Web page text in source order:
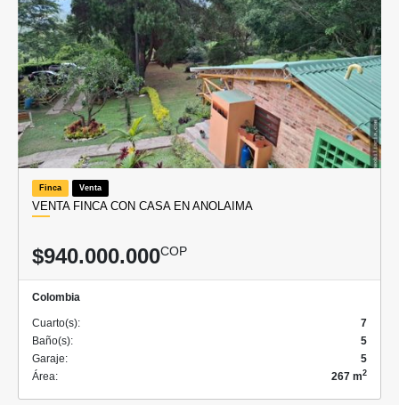
Finca Venta
VENTA FINCA CON CASA EN ANOLAIMA
$940.000.000COP
Colombia
Cuarto(s):
7
Baño(s):
5
Garaje:
5
Área:
267 m2